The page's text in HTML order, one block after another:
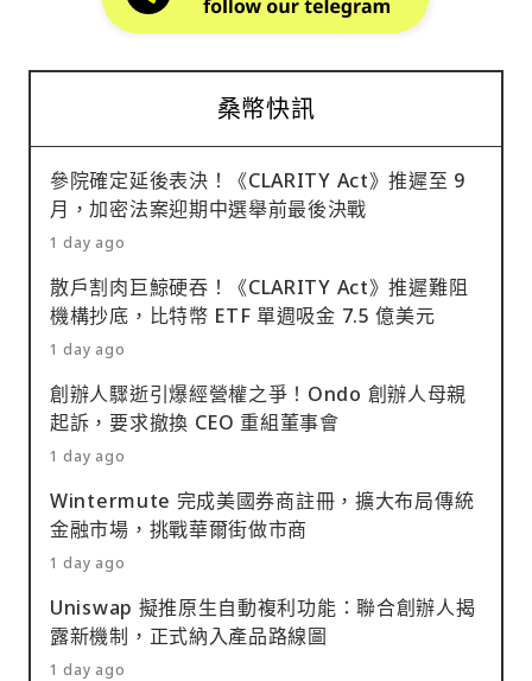
桑幣快訊
參院確定延後表決！《CLARITY Act》推遲至 9
月，加密法案迎期中選舉前最後決戰
1 day ago
散戶割肉巨鯨硬吞！《CLARITY Act》推遲難阻
機構抄底，比特幣 ETF 單週吸金 7.5 億美元
1 day ago
創辦人驟逝引爆經營權之爭！Ondo 創辦人母親
起訴，要求撤換 CEO 重組董事會
1 day ago
Wintermute 完成美國券商註冊，擴大布局傳統
金融市場，挑戰華爾街做市商
1 day ago
Uniswap 擬推原生自動複利功能：聯合創辦人揭
露新機制，正式納入產品路線圖
1 day ago